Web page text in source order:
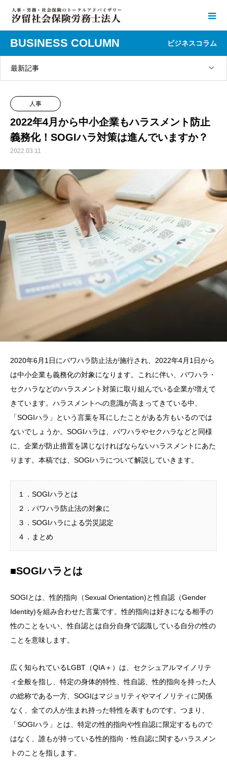
BUSINESS COLUMN ビジネスコラム
最新記事
人事
2022年4月から中小企業もハラスメント防止
義務化！SOGIハラ対策は進んでいますか？
2022.03.11
2020年6月1日にパワハラ防止法が施行され、2022年4月1日から
は中小企業も義務化の対象になります。これに伴い、パワハラ・
セクハラなどのハラスメント対策に取り組んでいる企業が増えて
きています。ハラスメントへの意識が高まってきている中、
「SOGIハラ」という言葉を耳にしたことがある方もいるのでは
ないでしょうか。SOGIハラは、パワハラやセクハラなどと同様
に、企業が防止措置を講じなければならないハラスメントにあた
ります。本稿では、SOGIハラについて解説していきます。
１．SOGIハラとは
２．パワハラ防止法の対象に
３．SOGIハラによる労災認定
４．まとめ
■SOGIハラとは
SOGIとは、性的指向（Sexual Orientation)と性自認（Gender
Identity)を組み合わせた言葉です。性的指向は好きになる相手の
性のことをいい、性自認とは自分自身で認識している自分の性の
ことを意味します。
広く知られているLGBT（QIA＋）は、セクシュアルマイノリテ
ィ全般を指し、特定の身体的特性、性自認、性的指向を持った人
の総称である一方、SOGIはマジョリティやマイノリティに関係
なく、全ての人が生まれ持った特性を表すものです。つまり、
「SOGIハラ」とは、特定の性的指向や性自認に限定するもので
はなく、誰もが持っている性的指向・性自認に関するハラスメン
トのことを指します。